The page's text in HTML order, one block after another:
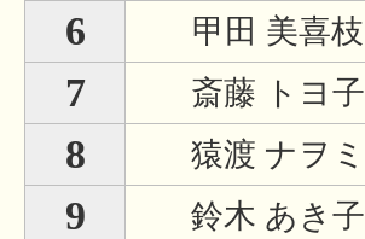
6 甲田 美喜枝
7 斎藤 トヨ子
8 猿渡 ナヲミ
9 鈴木 あき子